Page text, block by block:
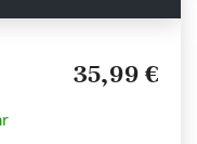
35,99 €